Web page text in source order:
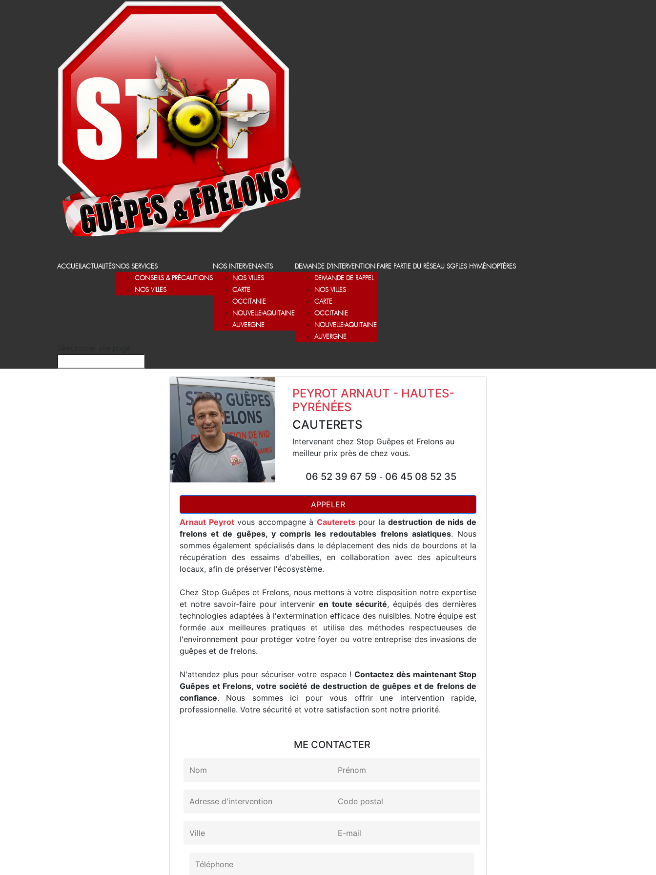
ACCUEILACTUALITÉSNOS SERVICES
CONSEILS & PRÉCAUTIONS
NOS VILLES
NOS INTERVENANTS
NOS VILLES
CARTE
OCCITANIE
NOUVELLE-AQUITAINE
AUVERGNE
DEMANDE D’INTERVENTION
DEMANDE DE RAPPEL
NOS VILLES
CARTE
OCCITANIE
NOUVELLE-AQUITAINE
AUVERGNE
FAIRE PARTIE DU RÉSEAU SGFLES HYMÉNOPTÈRES
PEYROT ARNAUT - HAUTES-
PYRÉNÉES
CAUTERETS
Intervenant chez Stop Guêpes et Frelons au
meilleur prix près de chez vous.
06 52 39 67 59 - 06 45 08 52 35
APPELER
Arnaut Peyrotvous accompagne à Cauteretspour ladestruction de nids de
frelons et de guêpes, y compris les redoutables frelons asiatiques. Nous
sommes également spécialisés dans le déplacement des nids de bourdons et la
récupération des essaims d'abeilles, en collaboration avec des apiculteurs
locaux, afin de préserver l'écosystème.
Chez Stop Guêpes et Frelons, nous mettons à votre disposition notre expertise
et notre savoir-faire pour intervenir en toute sécurité, équipés des dernières
technologies adaptées à l'extermination efficace des nuisibles. Notre équipe est
formée aux meilleures pratiques et utilise des méthodes respectueuses de
l'environnement pour protéger votre foyer ou votre entreprise des invasions de
guêpes et de frelons.
N'attendez plus pour sécuriser votre espace ! Contactez dès maintenant Stop
Guêpes et Frelons, votre société de destruction de guêpes et de frelons de
confiance. Nous sommes ici pour vous offrir une intervention rapide,
professionnelle. Votre sécurité et votre satisfaction sont notre priorité.
ME CONTACTER